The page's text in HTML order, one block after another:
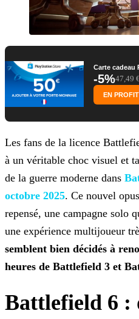
Carte cadeau
-5%47,49
EN
Les fans de la licence
à un véritable choc visuel et
de la guerre moderne dans
octobre 2025. Ce nouvel
repensé, une campagne solo
une expérience multijoueur
semblent bien décidés à
heures de Battlefield 3 et
Battlefield 6 :